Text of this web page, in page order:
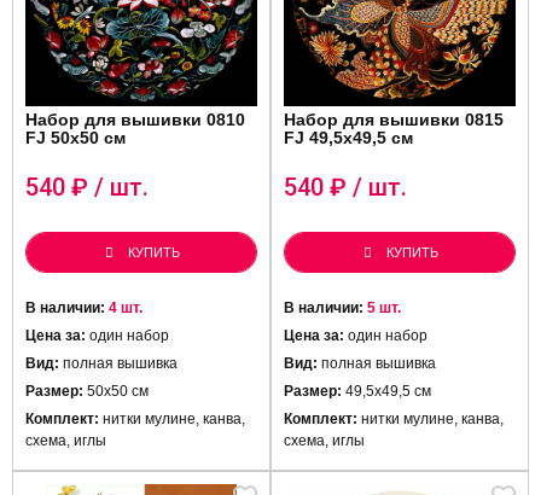
Набор для вышивки 0810
FJ 50x50 см
540 ₽ / шт.
КУПИТЬ
В наличии: 4 шт.
Цена за: один набор
Вид: полная вышивка
Размер: 50x50 см
Комплект: нитки мулине, канва,
схема, иглы
Набор для вышивки 0815
FJ 49,5x49,5 см
540 ₽ / шт.
КУПИТЬ
В наличии: 5 шт.
Цена за: один набор
Вид: полная вышивка
Размер: 49,5x49,5 см
Комплект: нитки мулине, канва,
схема, иглы